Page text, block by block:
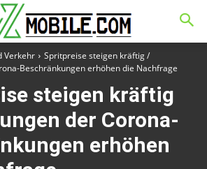
Verkehr
Spritpreise steigen kräftig /
Beschränkungen erhöhen die Nachfrage
steigen kräftig
der Corona-
erhöhen